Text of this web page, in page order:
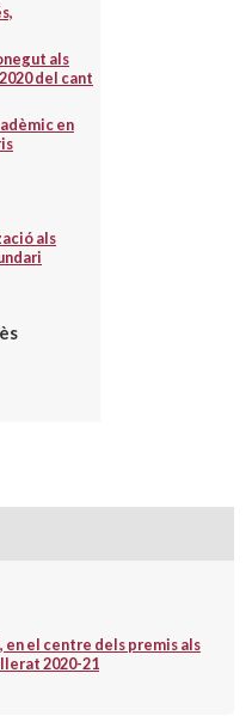
als
del cant
en
als
el centre dels premis als
2020-21